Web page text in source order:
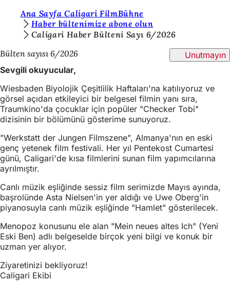
İçeriğe atla
r
a
a
s
ı
n
ı
z
:
Ana Sayfa Caligari FilmBühne
Haber bültenimize abone olun
Caligari Haber Bülteni Sayı 6/2026
Bülten sayısı 6/2026
Unutmayın
Sevgili okuyucular,
Wiesbaden Biyolojik Çeşitlilik Haftaları'na katılıyoruz ve
görsel açıdan etkileyici bir belgesel filmin yanı sıra,
Traumkino'da çocuklar için popüler "Checker Tobi"
dizisinin bir bölümünü gösterime sunuyoruz.
"Werkstatt der Jungen Filmszene", Almanya'nın en eski
genç yetenek film festivali. Her yıl Pentekost Cumartesi
günü, Caligari'de kısa filmlerini sunan film yapımcılarına
ayrılmıştır.
Canlı müzik eşliğinde sessiz film serimizde Mayıs ayında,
başrolünde Asta Nielsen'in yer aldığı ve Uwe Oberg'in
piyanosuyla canlı müzik eşliğinde "Hamlet" gösterilecek.
Menopoz konusunu ele alan "Mein neues altes Ich" (Yeni
Eski Ben) adlı belgeselde birçok yeni bilgi ve konuk bir
uzman yer alıyor.
Ziyaretinizi bekliyoruz!
Caligari Ekibi